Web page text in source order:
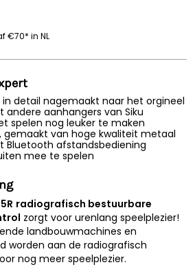
€70* in NL
in detail nagemaakt naar het orgineel
aanhangers van Siku
spelen nog leuker te maken
gemaakt van hoge kwaliteit metaal
Bluetooth afstandsbediening
mee te spelen
radiografisch bestuurbare
zorgt voor urenlang speelplezier!
landbouwmachines en
worden aan de radiografisch
nog meer speelplezier.